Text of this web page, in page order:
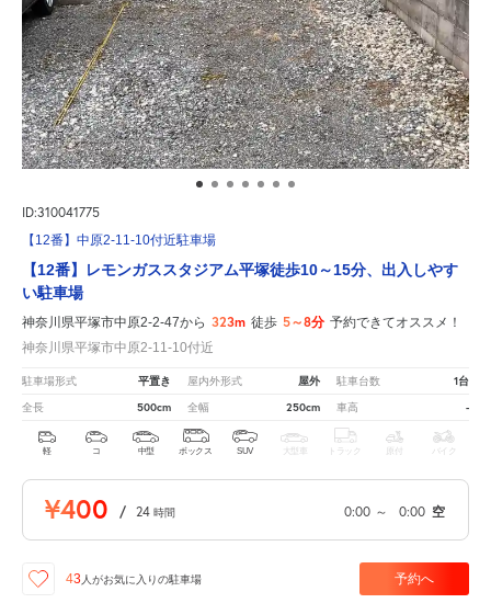
ID:310041775
【12番】中原2-11-10付近駐車場
【12番】レモンガススタジアム平塚徒歩10～15分、出入しやす
い駐車場
神奈川県平塚市中原2-2-47から 323m 徒歩 5～8分 予約できてオススメ！
神奈川県平塚市中原2-11-10付近
駐車場形式 平置き 屋内外形式 屋外 駐車台数 1台
全長 500cm 全幅 250cm 車高 -
軽 コ 中型 ボックス SUV 大型車 トラック 原付 バイク
¥400 / 24 時間 0:00 ～ 0:00 空
43人がお気に入りの駐車場 予約へ